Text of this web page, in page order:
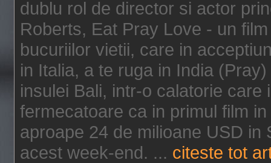
dublu rol de director si actor
Roberts, Eat Pray Love - un
bucuriilor vietii, care in
in Italia, a te ruga in India
insulei Bali, intr-o calatorie
fermecatoare ca in primul film
aproape 24 de milioane USD in
acest week-end. ... citeste tot